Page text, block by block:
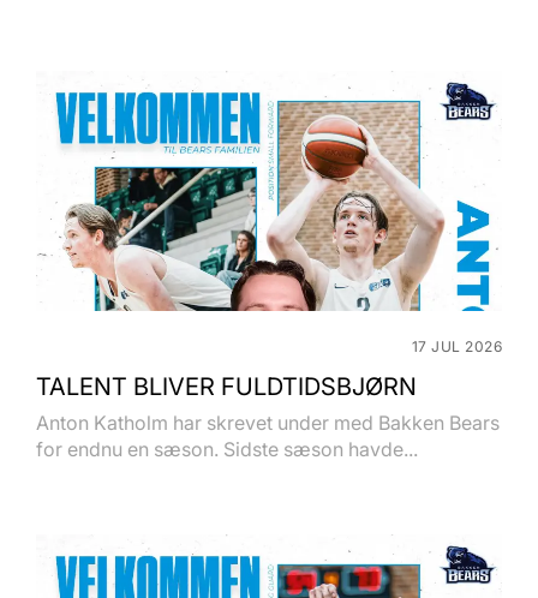
17 JUL 2026
TALENT BLIVER FULDTIDSBJØRN
Anton Katholm har skrevet under med Bakken Bears
for endnu en sæson. Sidste sæson havde...